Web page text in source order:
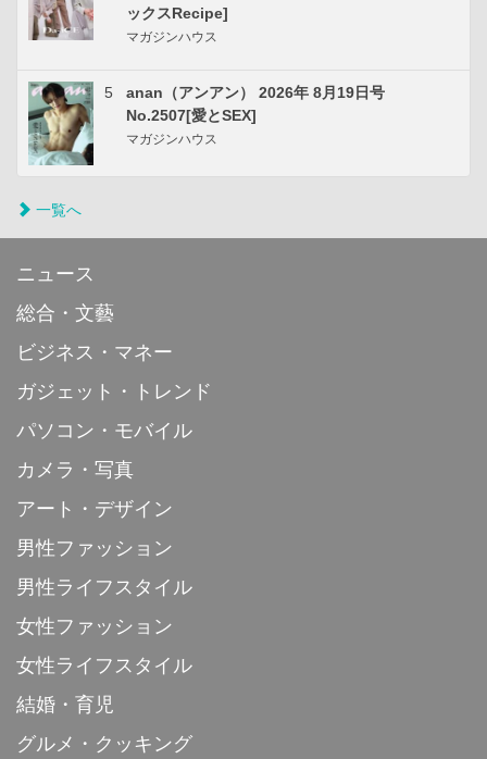
ックスRecipe]
マガジンハウス
5
anan（アンアン） 2026年 8月19日号
No.2507[愛とSEX]
マガジンハウス
一覧へ
ニュース
総合・文藝
ビジネス・マネー
ガジェット・トレンド
パソコン・モバイル
カメラ・写真
アート・デザイン
男性ファッション
男性ライフスタイル
女性ファッション
女性ライフスタイル
結婚・育児
グルメ・クッキング